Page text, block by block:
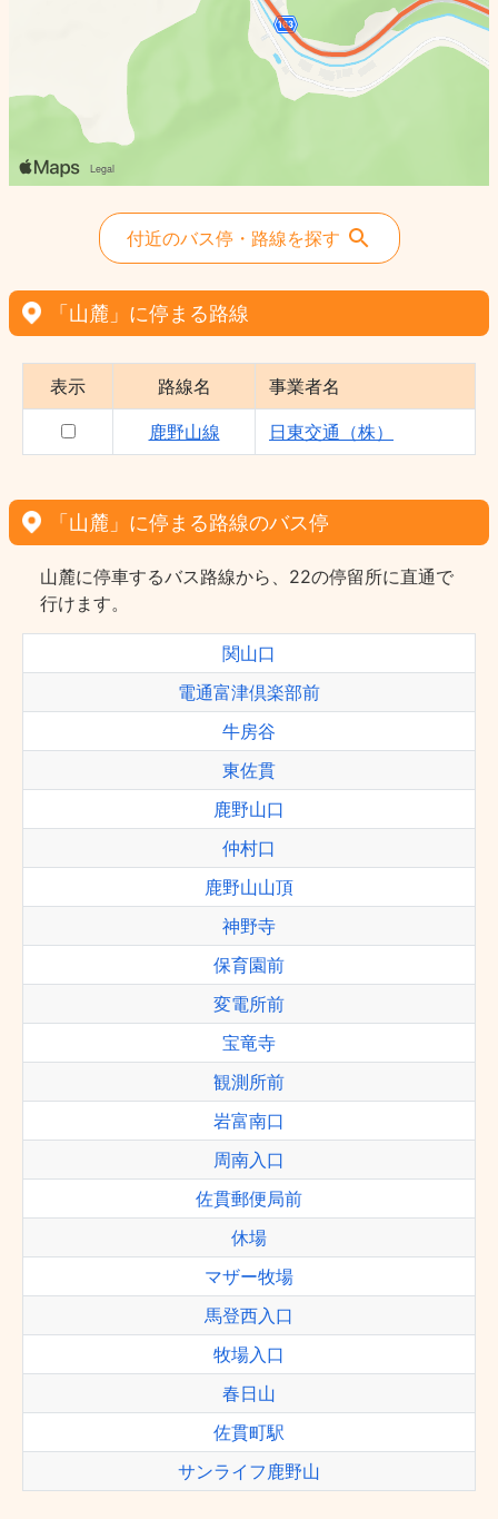
付近のバス停・路線を探す
「山麓」に停まる路線
表示 路線名 事業者名
鹿野山線 日東交通（株）
「山麓」に停まる路線のバス停
山麓に停車するバス路線から、22の停留所に直通で
行けます。
関山口
電通富津倶楽部前
牛房谷
東佐貫
鹿野山口
仲村口
鹿野山山頂
神野寺
保育園前
変電所前
宝竜寺
観測所前
岩富南口
周南入口
佐貫郵便局前
休場
マザー牧場
馬登西入口
牧場入口
春日山
佐貫町駅
サンライフ鹿野山